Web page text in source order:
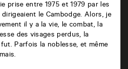
prise entre 1975 et 1979 par les
le Cambodge. Alors, je
il y a la vie, le combat, la
des visages perdus, la
Parfois la noblesse, et même